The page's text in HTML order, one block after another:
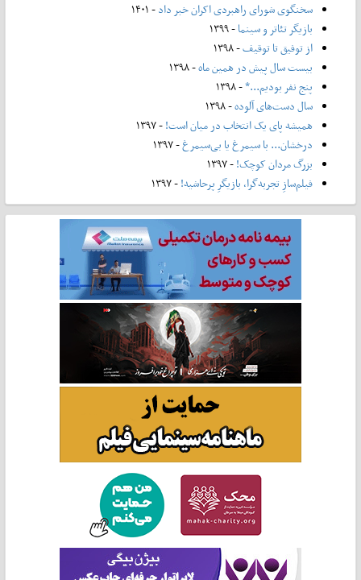
سخنگوی شورای راهبردی اکران خبر داد- ۱۴۰۱
بازیگر تئاتر و سینما- ۱۳۹۹
از توفیق تا توقیف- ۱۳۹۸
بیست سال پیش در همین ماه- ۱۳۹۸
پنج نفر بودیم...*- ۱۳۹۸
سال دست‌های آلوده- ۱۳۹۸
همیشه پای یک انتخاب در میان است!- ۱۳۹۷
درخشان... با سیمرغ یا بی‌سیمرغ- ۱۳۹۷
بزرگ مردان کوچک!- ۱۳۹۷
فیلم‌سازِ تجربه‌گرا، بازیگرِ پرحاشیه!- ۱۳۹۷